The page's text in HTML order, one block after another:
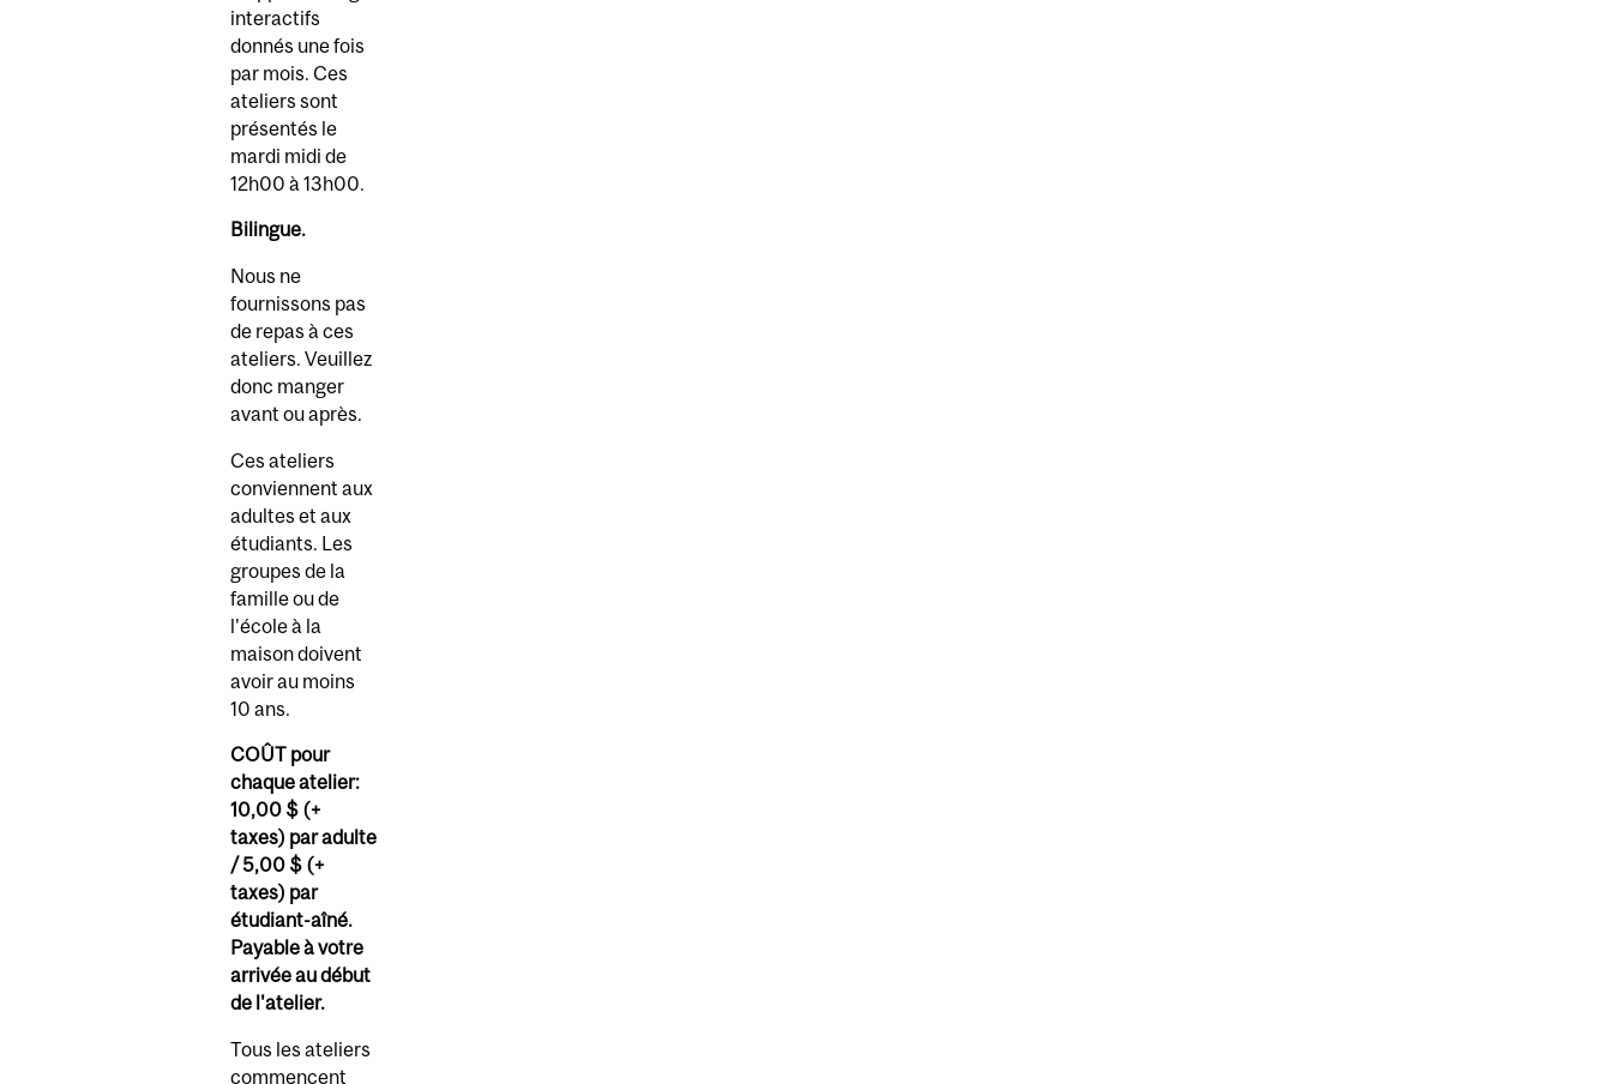
interactifs
donnés une fois
par mois. Ces
ateliers sont
présentés le
mardi midi de
12h00 à 13h00.
Bilingue.
Nous ne
fournissons pas
de repas à ces
ateliers. Veuillez
donc manger
avant ou après.
Ces ateliers
conviennent aux
adultes et aux
étudiants. Les
groupes de la
famille ou de
l'école à la
maison doivent
avoir au moins
10 ans.
COÛT pour
chaque atelier:
10,00 $ (+
taxes) par adulte
/ 5,00 $ (+
taxes) par
étudiant-aîné.
Payable à votre
arrivée au début
de l'atelier.
Tous les ateliers
commencent